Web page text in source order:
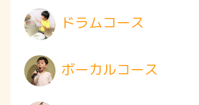
ドラムコース
ボーカルコース